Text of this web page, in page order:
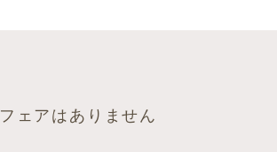
フェアはありません